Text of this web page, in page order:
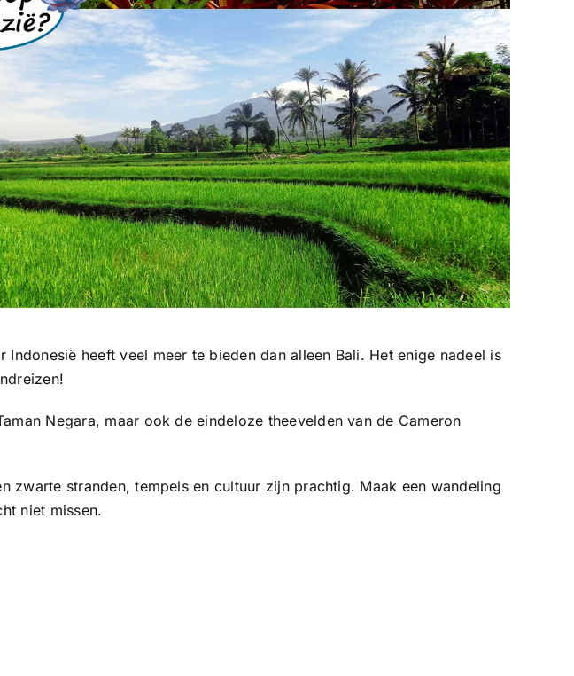
heeft veel meer te bieden dan alleen Bali. Het enige nadeel is
Negara, maar ook de eindeloze theevelden van de Cameron
zwarte stranden, tempels en cultuur zijn prachtig. Maak een wandeling
niet missen.